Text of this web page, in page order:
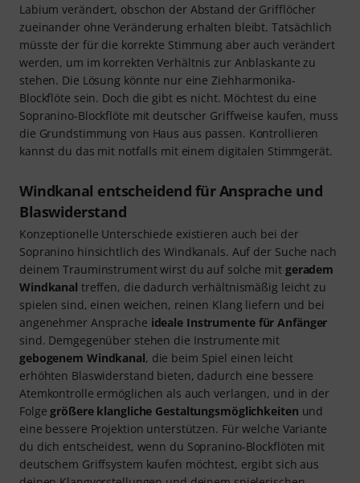
Labium verändert, obschon der Abstand der Grifflöcher
zueinander ohne Veränderung erhalten bleibt. Tatsächlich
müsste der für die korrekte Stimmung aber auch verändert
werden, um im korrekten Verhältnis zur Anblaskante zu
stehen. Die Lösung könnte nur eine Ziehharmonika-
Blockflöte sein. Doch die gibt es nicht. Möchtest du eine
Sopranino-Blockflöte mit deutscher Griffweise kaufen, muss
die Grundstimmung von Haus aus passen. Kontrollieren
kannst du das mit notfalls mit einem digitalen Stimmgerät.
Windkanal entscheidend für Ansprache und
Blaswiderstand
Konzeptionelle Unterschiede existieren auch bei der
Sopranino hinsichtlich des Windkanals. Auf der Suche nach
deinem Trauminstrument wirst du auf solche mit geradem
Windkanal treffen, die dadurch verhältnismäßig leicht zu
spielen sind, einen weichen, reinen Klang liefern und bei
angenehmer Ansprache ideale Instrumente für Anfänger
sind. Demgegenüber stehen die Instrumente mit
gebogenem Windkanal, die beim Spiel einen leicht
erhöhten Blaswiderstand bieten, dadurch eine bessere
Atemkontrolle ermöglichen als auch verlangen, und in der
Folgegrößere klangliche Gestaltungsmöglichkeiten und
eine bessere Projektion unterstützen. Für welche Variante
du dich entscheidest, wenn du Sopranino-Blockflöten mit
deutschem Griffsystem kaufen möchtest, ergibt sich aus